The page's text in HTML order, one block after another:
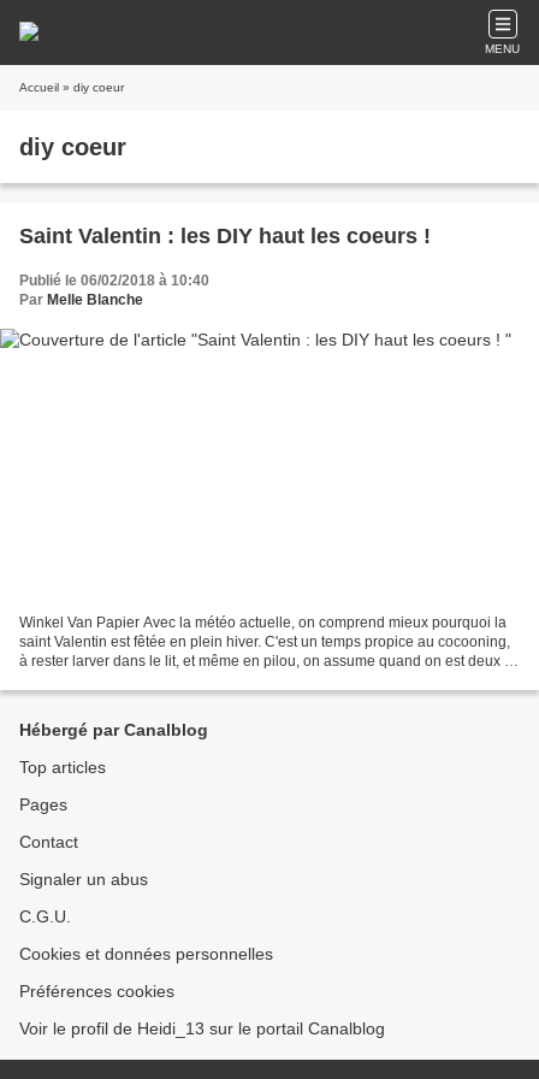
MENU
Accueil » diy coeur
diy coeur
Saint Valentin : les DIY haut les coeurs !
Publié le 06/02/2018 à 10:40
Par Melle Blanche
Winkel Van Papier Avec la météo actuelle, on comprend mieux pourquoi la
saint Valentin est fêtée en plein hiver. C'est un temps propice au cocooning,
à rester larver dans le lit, et même en pilou, on assume quand on est deux à
Hébergé par Canalblog
Top articles
Pages
Contact
Signaler un abus
C.G.U.
Cookies et données personnelles
Préférences cookies
Voir le profil de Heidi_13 sur le portail Canalblog